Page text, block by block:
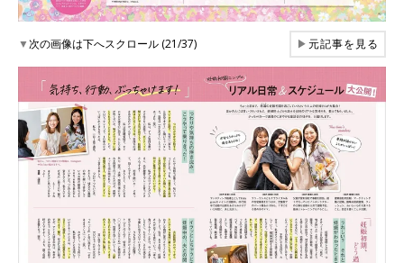
▼次の画像は下へスクロール (21/37) ▶元記事を見る